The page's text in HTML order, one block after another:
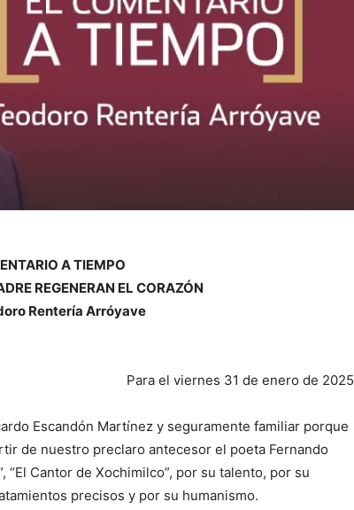
A TIEMPO
REGENERAN EL CORAZÓN
Rentería Arróyave
Para el viernes 31 de enero de 2025
Escandón Martínez y seguramente familiar porque
de nuestro preclaro antecesor el poeta Fernando
“El Cantor de Xochimilco”, por su talento, por su
precisos y por su humanismo.